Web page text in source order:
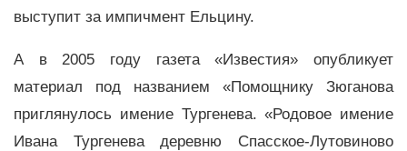
выступит за импичмент Ельцину.
А в 2005 году газета «Известия» опубликует
материал под названием «Помощнику Зюганова
приглянулось имение Тургенева. «Родовое имение
Ивана Тургенева деревню Спасское-Лутовиново